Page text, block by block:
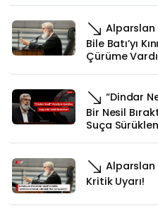
Alparslan
Bile Batı’yı
Çürüme
“Dindar
Bir Nesil
Suça
Alparslan
Kritik Uyarı!